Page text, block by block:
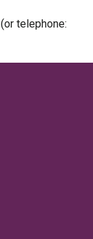
(or telephone: